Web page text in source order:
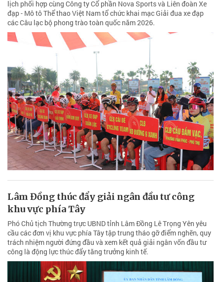
lịch phối hợp cùng Công ty Cổ phần Nova Sports và Liên đoàn Xe
đạp - Mô tô Thể thao Việt Nam tổ chức khai mạc Giải đua xe đạp
các Câu lạc bộ phong trào toàn quốc năm 2026.
Lâm Đồng thúc đẩy giải ngân đầu tư công
khu vực phía Tây
Phó Chủ tịch Thường trực UBND tỉnh Lâm Đồng Lê Trọng Yên yêu
cầu các đơn vị khu vực phía Tây tập trung tháo gỡ điểm nghẽn, quy
trách nhiệm người đứng đầu và xem kết quả giải ngân vốn đầu tư
công là động lực thúc đẩy tăng trưởng kinh tế.